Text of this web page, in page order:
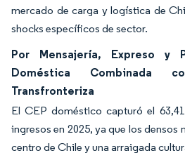
mercado de carga y logística de
shocks específicos de sector.
Por Mensajería, Expreso y
Doméstica Combinada
Transfronteriza
El CEP doméstico capturó el
ingresos en 2025, ya que los densos
centro de Chile y una arraigada